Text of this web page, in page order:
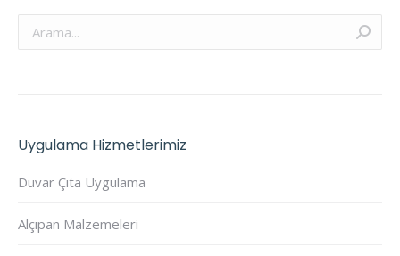
Arama:
Uygulama Hizmetlerimiz
Duvar Çıta Uygulama
Alçıpan Malzemeleri